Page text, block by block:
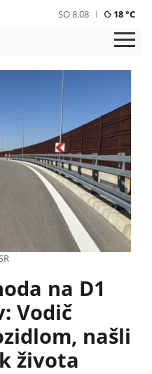
SO 8.08 18 °C
na D1
Vodič
našli
života